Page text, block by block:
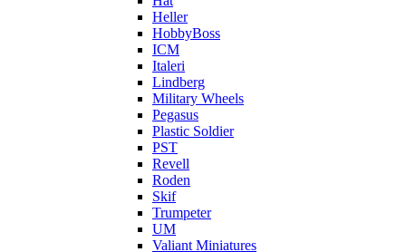
Heller
HobbyBoss
ICM
Italeri
Lindberg
Military Wheels
Pegasus
Plastic Soldier
PST
Revell
Roden
Skif
Trumpeter
UM
Valiant Miniatures